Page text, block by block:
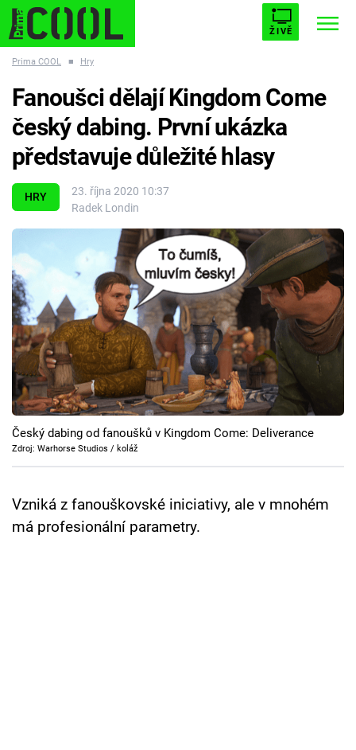
ŽIVĚ
ESCAPE PLNEJ KOTEL AVENGERS 5
Témata
Filmy
Seriály
Hry
Cool Esport
Pořady
TV Program
Přihlášení
Prima COOL ■ Hry
HRY
23. října 2020 10:37
Radek Londin
Fanoušci dělají Kingdom Come
český dabing. První ukázka
představuje důležité hlasy
Český dabing od fanoušků v Kingdom Come: Deliverance
Zdroj: Warhorse Studios / koláž
Vzniká z fanouškovské iniciativy, ale v mnohém
má profesionální parametry.